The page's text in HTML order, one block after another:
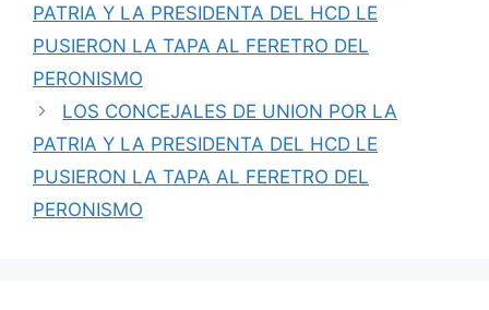
PATRIA Y LA PRESIDENTA DEL HCD LE
PUSIERON LA TAPA AL FERETRO DEL
PERONISMO
LOS CONCEJALES DE UNION POR LA
PATRIA Y LA PRESIDENTA DEL HCD LE
PUSIERON LA TAPA AL FERETRO DEL
PERONISMO